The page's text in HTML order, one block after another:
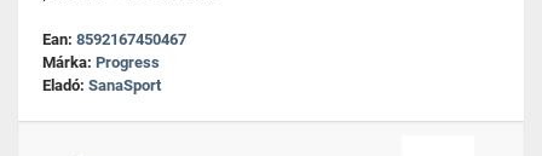
Ean: 8592167450467
Márka: Progress
Eladó: SanaSport